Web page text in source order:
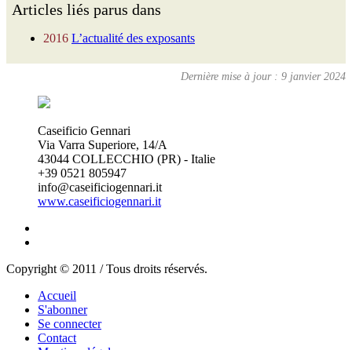
Articles liés parus dans
2016 L’actualité des exposants
Dernière mise à jour : 9 janvier 2024
Caseificio Gennari
Via Varra Superiore, 14/A
43044 COLLECCHIO (PR) - Italie
+39 0521 805947
info@caseificiogennari.it
www.caseificiogennari.it
Copyright © 2011 / Tous droits réservés.
Accueil
S'abonner
Se connecter
Contact